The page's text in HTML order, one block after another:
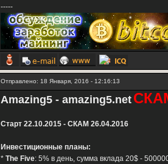
-----
Отправлено: 18 Января, 2016 - 12:16:13
Amazing5 - amazing5.net
Старт 22.10.2015 - СКАМ 26.04.2016
Инвестиционные планы:
* The Five: 5% в день, сумма вклада 20$ -